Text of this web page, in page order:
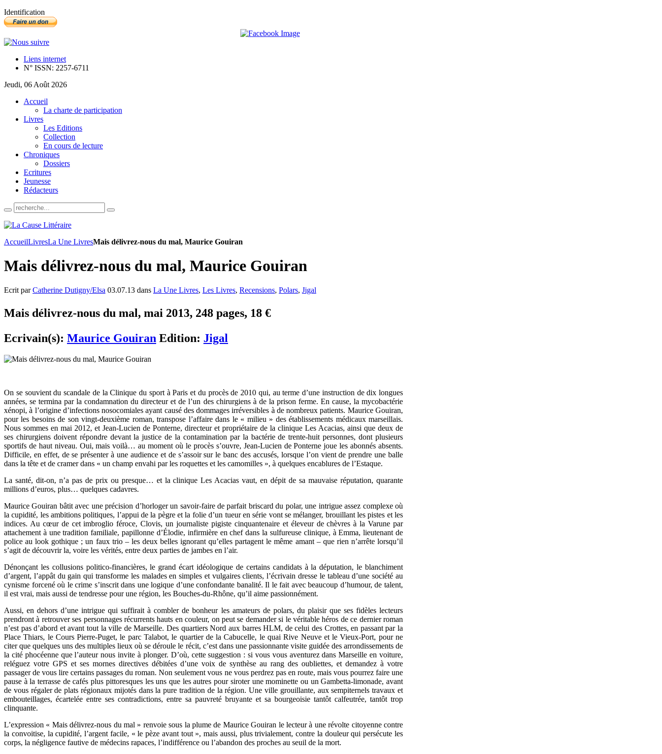
Identification
Liens internet
N° ISSN: 2257-6711
Jeudi, 06 Août 2026
Accueil
La charte de participation
Livres
Les Editions
Collection
En cours de lecture
Chroniques
Dossiers
Ecritures
Jeunesse
Rédacteurs
AccueilLivresLa Une LivresMais délivrez-nous du mal, Maurice Gouiran
Mais délivrez-nous du mal, Maurice Gouiran
Ecrit parCatherine Dutigny/Elsa 03.07.13 dans La Une Livres, Les Livres, Recensions, Polars, Jigal
Mais délivrez-nous du mal, mai 2013, 248 pages, 18 €
Ecrivain(s): Maurice Gouiran Edition: Jigal
On se souvient du scandale de la Clinique du sport à Paris et du procès de 2010 qui, au terme d’une instruction de dix longues
années, se termina par la condamnation du directeur et de l’un des chirurgiens à de la prison ferme. En cause, la mycobactérie
xénopi, à l’origine d’infections nosocomiales ayant causé des dommages irréversibles à de nombreux patients. Maurice Gouiran,
pour les besoins de son vingt-deuxième roman, transpose l’affaire dans le « milieu » des établissements médicaux marseillais.
Nous sommes en mai 2012, et Jean-Lucien de Ponterne, directeur et propriétaire de la clinique Les Acacias, ainsi que deux de
ses chirurgiens doivent répondre devant la justice de la contamination par la bactérie de trente-huit personnes, dont plusieurs
sportifs de haut niveau. Oui, mais voilà… au moment où le procès s’ouvre, Jean-Lucien de Ponterne joue les abonnés absents.
Difficile, en effet, de se présenter à une audience et de s’assoir sur le banc des accusés, lorsque l’on vient de prendre une balle
dans la tête et de cramer dans « un champ envahi par les roquettes et les camomilles », à quelques encablures de l’Estaque.
La santé, dit-on, n’a pas de prix ou presque… et la clinique Les Acacias vaut, en dépit de sa mauvaise réputation, quarante
millions d’euros, plus… quelques cadavres.
Maurice Gouiran bâtit avec une précision d’horloger un savoir-faire de parfait briscard du polar, une intrigue assez complexe où
la cupidité, les ambitions politiques, l’appui de la pègre et la folie d’un tueur en série vont se mélanger, brouillant les pistes et les
indices. Au cœur de cet imbroglio féroce, Clovis, un journaliste pigiste cinquantenaire et éleveur de chèvres à la Varune par
attachement à une tradition familiale, papillonne d’Élodie, infirmière en chef dans la sulfureuse clinique, à Emma, lieutenant de
police au look gothique ; un faux trio – les deux belles ignorant qu’elles partagent le même amant – que rien n’arrête lorsqu’il
s’agit de découvrir la, voire les vérités, entre deux parties de jambes en l’air.
Dénonçant les collusions politico-financières, le grand écart idéologique de certains candidats à la députation, le blanchiment
d’argent, l’appât du gain qui transforme les malades en simples et vulgaires clients, l’écrivain dresse le tableau d’une société au
cynisme forcené où le crime s’inscrit dans une logique d’une confondante banalité. Il le fait avec beaucoup d’humour, de talent,
il est vrai, mais aussi de tendresse pour une région, les Bouches-du-Rhône, qu’il aime passionnément.
Aussi, en dehors d’une intrigue qui suffirait à combler de bonheur les amateurs de polars, du plaisir que ses fidèles lecteurs
prendront à retrouver ses personnages récurrents hauts en couleur, on peut se demander si le véritable héros de ce dernier roman
n’est pas d’abord et avant tout la ville de Marseille. Des quartiers Nord aux barres HLM, de celui des Crottes, en passant par la
Place Thiars, le Cours Pierre-Puget, le parc Talabot, le quartier de la Cabucelle, le quai Rive Neuve et le Vieux-Port, pour ne
citer que quelques uns des multiples lieux où se déroule le récit, c’est dans une passionnante visite guidée des arrondissements de
la cité phocéenne que l’auteur nous invite à plonger. D’où, cette suggestion : si vous vous aventurez dans Marseille en voiture,
reléguez votre GPS et ses mornes directives débitées d’une voix de synthèse au rang des oubliettes, et demandez à votre
passager de vous lire certains passages du roman. Non seulement vous ne vous perdrez pas en route, mais vous pourrez faire une
pause à la terrasse de cafés plus pittoresques les uns que les autres pour siroter une mominette ou un Gambetta-limonade, avant
de vous régaler de plats régionaux mijotés dans la pure tradition de la région. Une ville grouillante, aux sempiternels travaux et
embouteillages, écartelée entre ses contradictions, entre sa pauvreté bruyante et sa bourgeoisie tantôt calfeutrée, tantôt trop
clinquante.
L’expression « Mais délivrez-nous du mal » renvoie sous la plume de Maurice Gouiran le lecteur à une révolte citoyenne contre
la convoitise, la cupidité, l’argent facile, « le pèze avant tout », mais aussi, plus trivialement, contre la douleur qui persécute les
corps, la négligence fautive de médecins rapaces, l’indifférence ou l’abandon des proches au seuil de la mort.